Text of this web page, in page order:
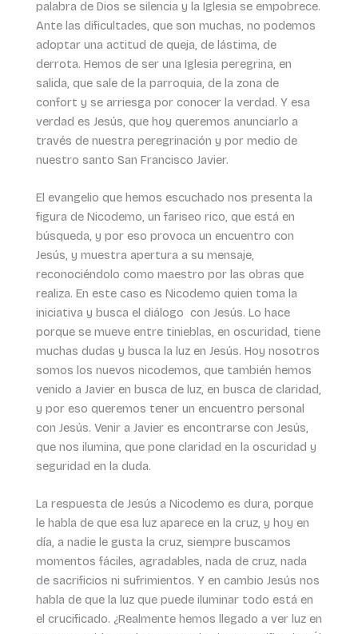
palabra de Dios se silencia y la Iglesia se empobrece.
Ante las dificultades, que son muchas, no podemos
adoptar una actitud de queja, de lástima, de
derrota. Hemos de ser una Iglesia peregrina, en
salida, que sale de la parroquia, de la zona de
confort y se arriesga por conocer la verdad. Y esa
verdad es Jesús, que hoy queremos anunciarlo a
través de nuestra peregrinación y por medio de
nuestro santo San Francisco Javier.
El evangelio que hemos escuchado nos presenta la
figura de Nicodemo, un fariseo rico, que está en
búsqueda, y por eso provoca un encuentro con
Jesús, y muestra apertura a su mensaje,
reconociéndolo como maestro por las obras que
realiza. En este caso es Nicodemo quien toma la
iniciativa y busca el diálogo con Jesús. Lo hace
porque se mueve entre tinieblas, en oscuridad, tiene
muchas dudas y busca la luz en Jesús. Hoy nosotros
somos los nuevos nicodemos, que también hemos
venido a Javier en busca de luz, en busca de claridad,
y por eso queremos tener un encuentro personal
con Jesús. Venir a Javier es encontrarse con Jesús,
que nos ilumina, que pone claridad en la oscuridad y
seguridad en la duda.
La respuesta de Jesús a Nicodemo es dura, porque
le habla de que esa luz aparece en la cruz, y hoy en
día, a nadie le gusta la cruz, siempre buscamos
momentos fáciles, agradables, nada de cruz, nada
de sacrificios ni sufrimientos. Y en cambio Jesús nos
habla de que la luz que puede iluminar todo está en
el crucificado. ¿Realmente hemos llegado a ver luz en